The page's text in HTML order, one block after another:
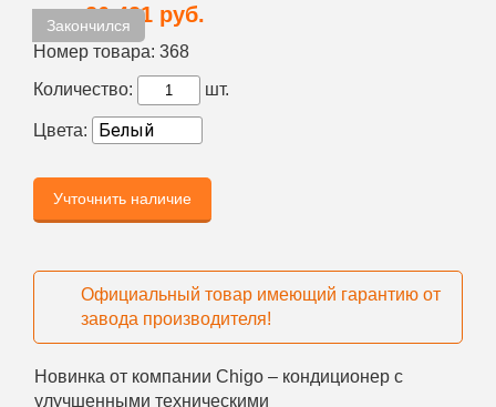
Закончился
Цена: 26 421 руб.
Номер товара: 368
Количество:
шт.
Цвета:
Учточнить наличие
Официальный товар имеющий гарантию от
завода производителя!
Новинка от компании Chigo – кондиционер с
улучшенными техническими